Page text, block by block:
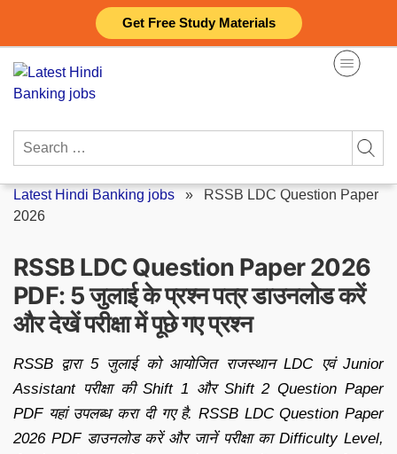
Get Free Study Materials
content
Search
Latest Hindi Banking jobs » RSSB LDC Question Paper
2026
RSSB LDC Question Paper 2026
PDF: 5 जुलाई के प्रश्न पत्र डाउनलोड करें
और देखें परीक्षा में पूछे गए प्रश्न
RSSB द्वारा 5 जुलाई को आयोजित राजस्थान LDC एवं Junior
Assistant परीक्षा की Shift 1 और Shift 2 Question Paper
PDF यहां उपलब्ध करा दी गए है. RSSB LDC Question Paper
2026 PDF डाउनलोड करें और जानें परीक्षा का Difficulty Level,